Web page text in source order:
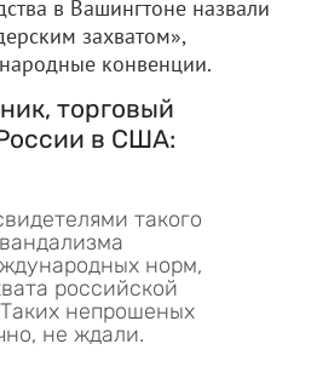
в Вашингтоне назвали
захватом»,
конвенции.
торговый
в США:
такого
норм,
российской
непрошеных
не ждали.